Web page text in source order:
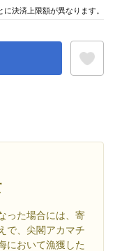
った場合には、寄
で、尖閣アカマチ
において漁獲した
に決済上限額が異なります。